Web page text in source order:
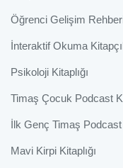
Öğrenci Gelişim
İnteraktif Okuma
Psikoloji Kitaplığı
Timaş Çocuk Podcast
İlk Genç Timaş Podcast
Mavi Kirpi Kitaplığı